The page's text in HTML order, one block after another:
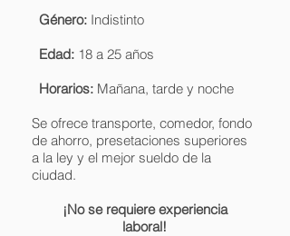
Género: Indistinto
Edad: 18 a 25 años
Horarios: Mañana, tarde y noche
Se ofrece transporte, comedor, fondo
de ahorro, presetaciones superiores
a la ley y el mejor sueldo de la
ciudad.
¡No se requiere experiencia
laboral!